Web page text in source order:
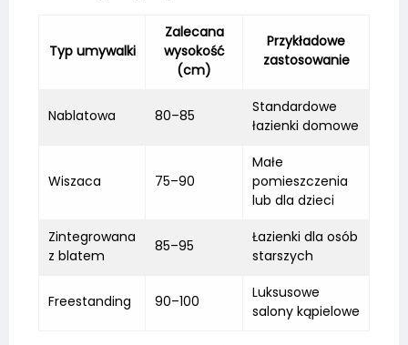
Typ umywalki
Zalecana
wysokość
(cm)
Przykładowe
zastosowanie
Nablatowa 80–85
Standardowe
łazienki domowe
Wiszaca 75–90
Małe
pomieszczenia
lub dla dzieci
Zintegrowana
z blatem
85–95
Łazienki dla osób
starszych
Freestanding 90–100
Luksusowe
salony kąpielowe